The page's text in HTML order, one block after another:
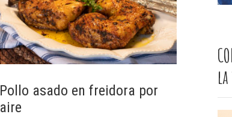
Pollo asado en freidora por
aire